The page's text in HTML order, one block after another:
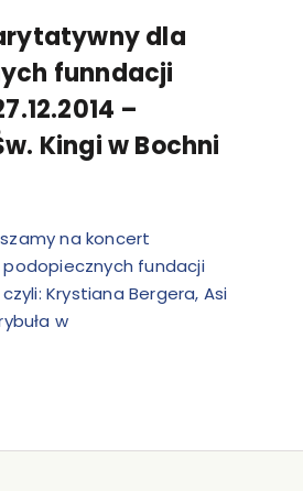
dla
funndacji
–
Kingi w Bochni
na koncert
fundacji
Krystiana Bergera, Asi
w